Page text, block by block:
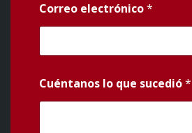
Correo electrónico*
Cuéntanos lo que sucedió*